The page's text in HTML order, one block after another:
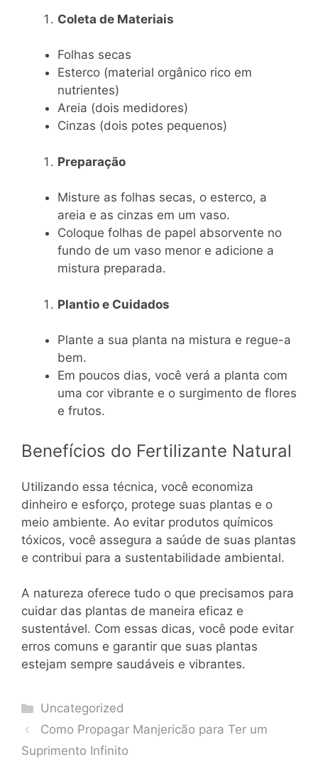
Coleta de Materiais
Folhas secas
Esterco (material orgânico rico em
nutrientes)
Areia (dois medidores)
Cinzas (dois potes pequenos)
Preparação
Misture as folhas secas, o esterco, a
areia e as cinzas em um vaso.
Coloque folhas de papel absorvente no
fundo de um vaso menor e adicione a
mistura preparada.
Plantio e Cuidados
Plante a sua planta na mistura e regue-a
bem.
Em poucos dias, você verá a planta com
uma cor vibrante e o surgimento de flores
e frutos.
Benefícios do Fertilizante Natural
Utilizando essa técnica, você economiza
dinheiro e esforço, protege suas plantas e o
meio ambiente. Ao evitar produtos químicos
tóxicos, você assegura a saúde de suas plantas
e contribui para a sustentabilidade ambiental.
A natureza oferece tudo o que precisamos para
cuidar das plantas de maneira eficaz e
sustentável. Com essas dicas, você pode evitar
erros comuns e garantir que suas plantas
estejam sempre saudáveis e vibrantes.
Categories
Uncategorized
Como Propagar Manjericão para Ter um
Suprimento Infinito